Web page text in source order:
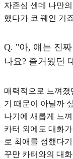
자존심 센데 나만
했다가 코 꿰인 거
Q. "아, 얘는 진
나요? 즐거웠던
매력적으로 느껴졌
기 때문이 아닐까
나기에 새롭게 느
카터 외에도 대화
로 최애를 정했다
꾸만 카터와의 대